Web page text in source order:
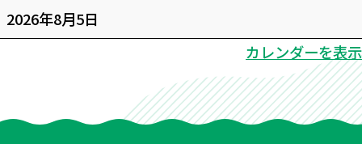
空
室
残
2026年8月5日
カレンダーを表示